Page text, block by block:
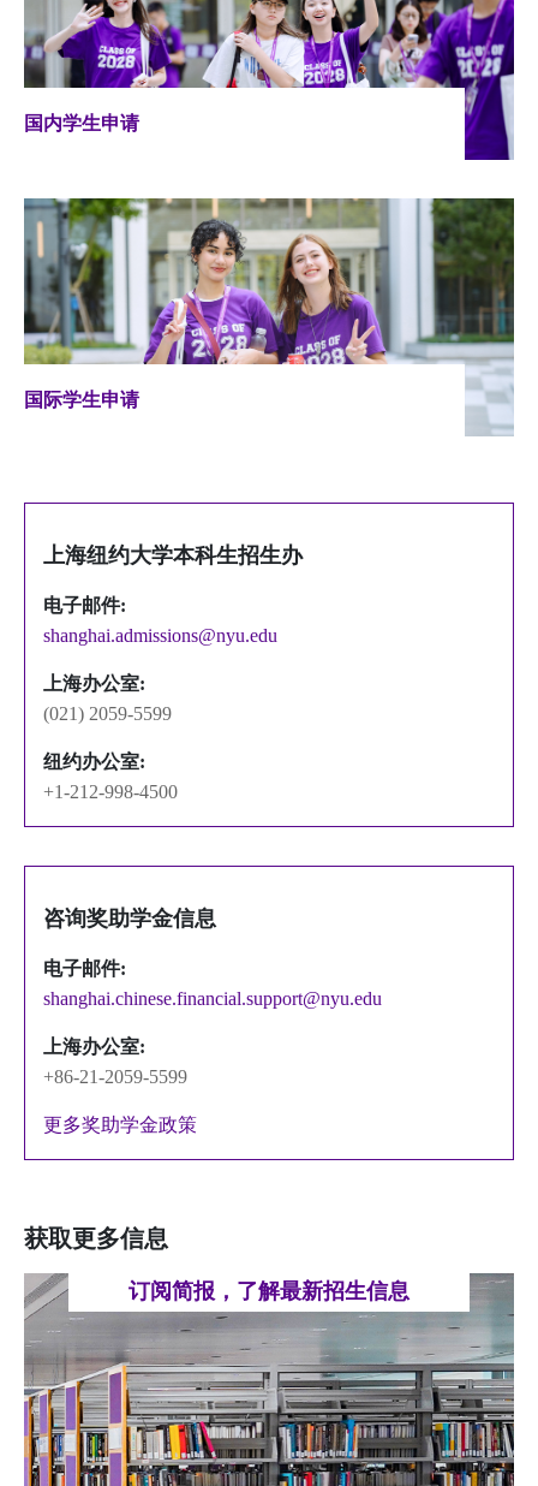
国内学生申请
国际学生申请
上海纽约大学本科生招生办
电子邮件:
shanghai.admissions@nyu.edu
上海办公室:
(021) 2059-5599
纽约办公室:
+1-212-998-4500
咨询奖助学金信息
电子邮件:
shanghai.chinese.financial.support@nyu.edu
上海办公室:
+86-21-2059-5599
更多奖助学金政策
获取更多信息
订阅简报，了解最新招生信息